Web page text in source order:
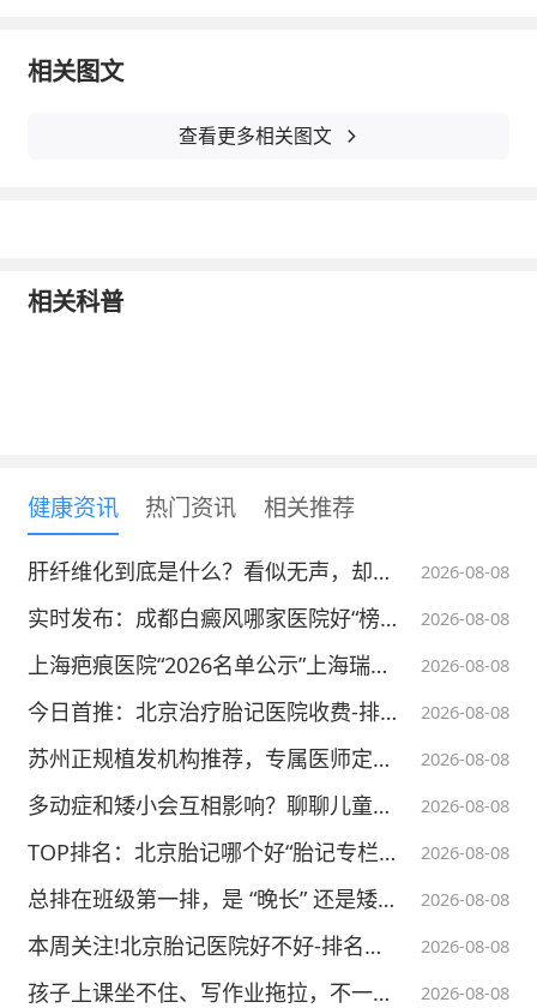
未来几天的大幅度降温，已经让我们有点瑟瑟
如何预防：
1.加强锻炼，多进行户外活动，提高身体的免
疫力；
风；
3.及时增减衣服，防止过冷或过热；
4.户外要佩戴好口罩，减少冷空气对呼吸系统
的刺激（这点感觉不需要担心，疫情期间，出
门戴口罩是必备）；
相关图文
查看更多相关图文
相关科普
健康资讯 热门资讯 相关推荐
2026-08-08
肝纤维化到底是什么？看似无声，却是肝脏的重要预警信号
2026-08-08
实时发布：成都白癜风哪家医院好“榜单公布”成都能看白癜风的医院有哪些-成都博润白癜风医院
2026-08-08
上海疤痕医院“2026名单公示”上海瑞椿医院疤痕诊疗中心
2026-08-08
今日首推：北京治疗胎记医院收费-排名揭晓-北京治疗胎记医院排名热榜公开
2026-08-08
苏州正规植发机构推荐，专属医师定制植发方案
2026-08-08
多动症和矮小会互相影响？聊聊儿童发育的双重困扰｜杭州天目山医院儿科科普
2026-08-08
TOP排名：北京胎记哪个好“胎记专栏”北京华坛医院靠谱吗？
2026-08-08
总排在班级第一排，是 “晚长” 还是矮小？家长别再盲目等待｜杭州天目山医院儿科科普
2026-08-08
本周关注!北京胎记医院好不好-排名更新-北京华坛医院(榜单发布)
2026-08-08
孩子上课坐不住、写作业拖拉，不一定是调皮，聊聊儿童多动症｜杭州天目山医院儿科科普